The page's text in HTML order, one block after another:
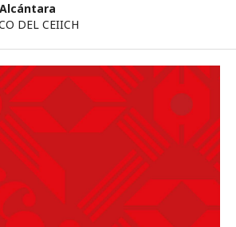
DEL CEIICH